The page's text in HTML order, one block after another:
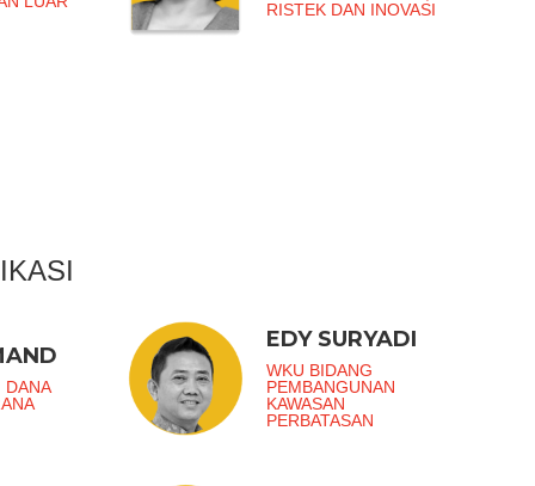
RISTEK DAN INOVASI
DANA
EDY SURYADI
WKU BIDANG
PEMBANGUNAN
KAWASAN
PERBATASAN